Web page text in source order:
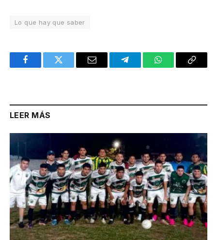
Lo que hay que saber
FacebookTwitter Email TelegramWhatsAppCopy
LEER MÁS